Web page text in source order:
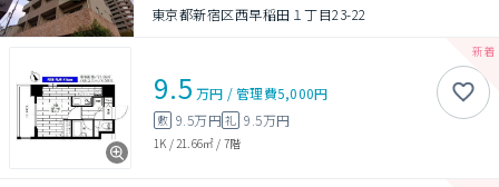
東京都新宿区西早稲田１丁目23-22
9.5 万円 /管理費5,000円
敷 9.5万円礼 9.5万円
1K / 21.66㎡ / 7階